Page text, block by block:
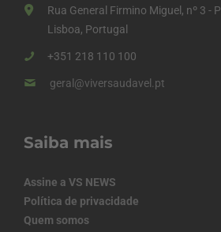
Rua General Firmino Miguel, nº 3 -
Lisboa, Portugal
+351 218 110 100
geral@viversaudavel.pt
Saiba mais
Assine a VS NEWS
Política de privacidade
Quem somos